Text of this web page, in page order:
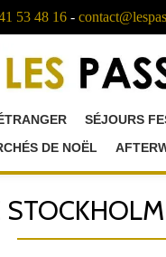
53 48 16-
SÉJOURS
DE NOËL